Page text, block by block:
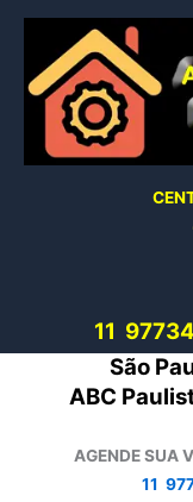
conteúdo
11
São
ABC
AGENDE SUA
11